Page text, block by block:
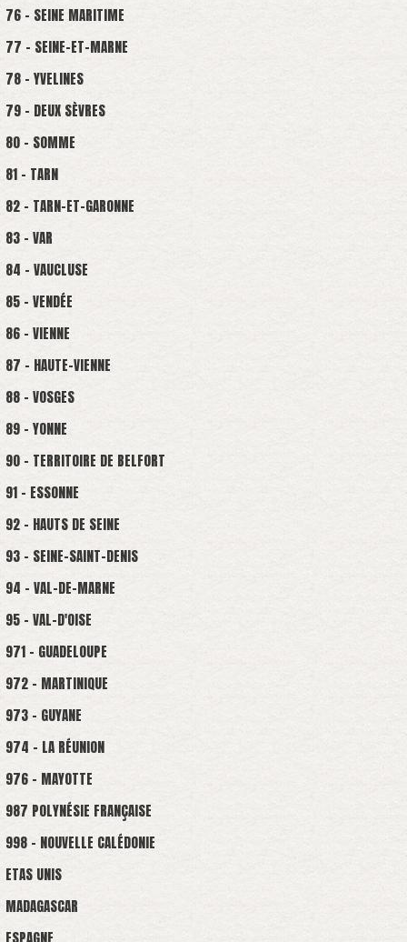
76 - SEINE MARITIME
77 - SEINE-ET-MARNE
78 - YVELINES
79 - DEUX SÈVRES
80 - SOMME
81 - TARN
82 - TARN-ET-GARONNE
83 - VAR
84 - VAUCLUSE
85 - VENDÉE
86 - VIENNE
87 - HAUTE-VIENNE
88 - VOSGES
89 - YONNE
90 - TERRITOIRE DE BELFORT
91 - ESSONNE
92 - HAUTS DE SEINE
93 - SEINE-SAINT-DENIS
94 - VAL-DE-MARNE
95 - VAL-D'OISE
971 - GUADELOUPE
972 - MARTINIQUE
973 - GUYANE
974 - LA RÉUNION
976 - MAYOTTE
987 POLYNÉSIE FRANÇAISE
998 - NOUVELLE CALÉDONIE
ETAS UNIS
MADAGASCAR